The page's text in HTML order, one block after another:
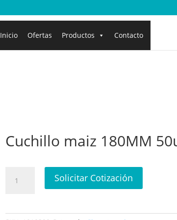
Inicio Ofertas Productos Contacto
Cuchillo maiz 180MM
maiz
Solicitar Cotización